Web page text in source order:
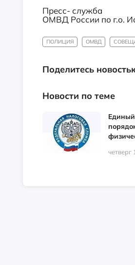
Пресс- служба
ОМВД России по г.о.
ПОЛИЦИЯ ОМВД
Поделитесь
Новости по теме
четверг